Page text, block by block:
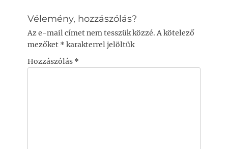
Vélemény, hozzászólás?
Az e-mail címet nem tesszük közzé. A kötelező
mezőket * karakterrel jelöltük
Hozzászólás *